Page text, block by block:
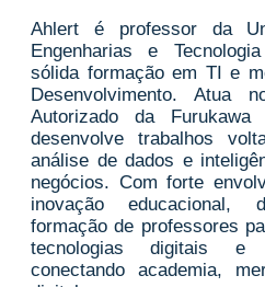
Ahlert é professor da
Engenharias e
sólida formação em TI e
Desenvolvimento. Atua
Autorizado da
desenvolve trabalhos
análise de dados e
negócios. Com forte
inovação educacional,
formação de professores
tecnologias digitais e
conectando academia,